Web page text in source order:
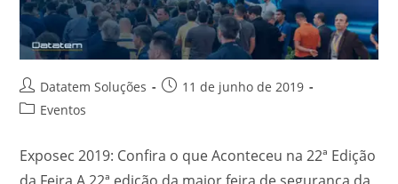
Datatem Soluções
11 de junho de 2019
Eventos
Exposec 2019: Confira o que Aconteceu na 22ª Edição
da Feira A 22ª edição da maior feira de segurança da